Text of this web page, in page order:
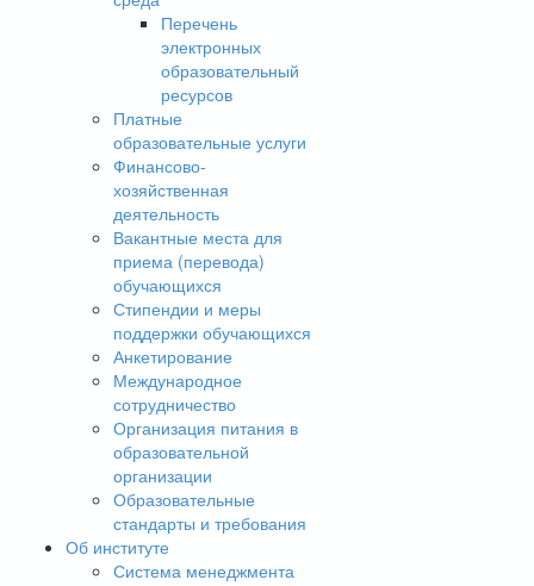
Перечень
электронных
образовательный
ресурсов
Платные
образовательные услуги
Финансово-
хозяйственная
деятельность
Вакантные места для
приема (перевода)
обучающихся
Стипендии и меры
поддержки обучающихся
Анкетирование
Международное
сотрудничество
Организация питания в
образовательной
организации
Образовательные
стандарты и требования
Об институте
Система менеджмента